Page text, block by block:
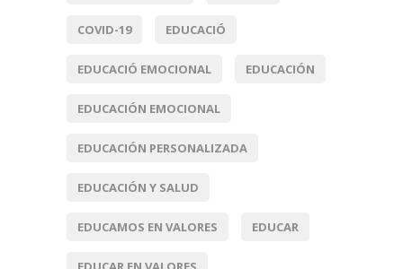
COVID-19 EDUCACIÓ
EDUCACIÓ EMOCIONAL EDUCACIÓN
EDUCACIÓN EMOCIONAL
EDUCACIÓN PERSONALIZADA
EDUCACIÓN Y SALUD
EDUCAMOS EN VALORES EDUCAR